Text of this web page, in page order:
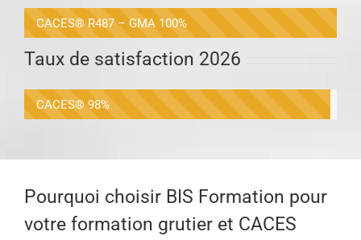
CACES® R487 – GMA 100%
Taux de satisfaction 2026
CACES® 98%
Pourquoi choisir BIS Formation pour
votre formation grutier et CACES